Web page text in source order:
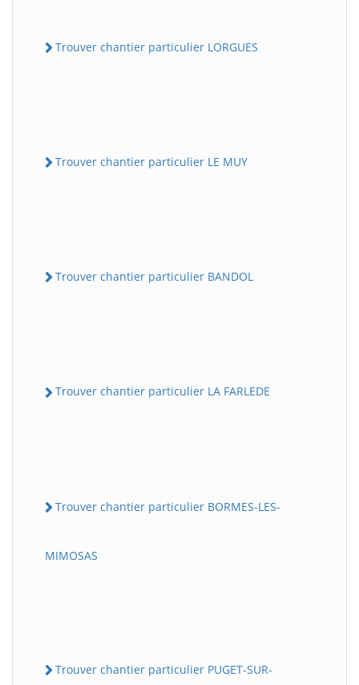
Trouver chantier particulier LORGUES
Trouver chantier particulier LE MUY
Trouver chantier particulier BANDOL
Trouver chantier particulier LA FARLEDE
Trouver chantier particulier BORMES-LES-
MIMOSAS
Trouver chantier particulier PUGET-SUR-